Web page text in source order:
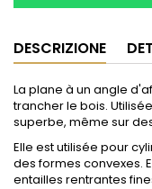
DESCRIZIONE
La plane à un angle
trancher le bois.
superbe, même sur
Elle est utilisée pour
des formes convexes.
entailles rentrantes